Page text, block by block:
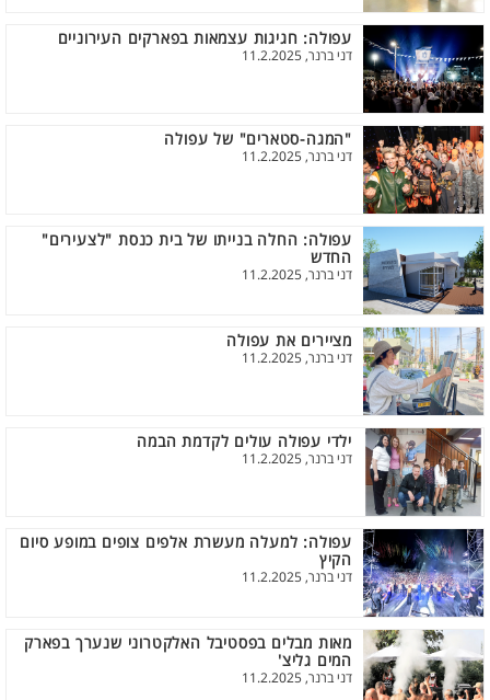
עפולה: חגיגות עצמאות בפארקים העירוניים
דני ברנר, 11.2.2025
"המגה-סטארים" של עפולה
דני ברנר, 11.2.2025
עפולה: החלה בנייתו של בית כנסת "לצעירים"
החדש
דני ברנר, 11.2.2025
מציירים את עפולה
דני ברנר, 11.2.2025
ילדי עפולה עולים לקדמת הבמה
דני ברנר, 11.2.2025
עפולה: למעלה מעשרת אלפים צופים במופע סיום
הקיץ
דני ברנר, 11.2.2025
מאות מבלים בפסטיבל האלקטרוני שנערך בפארק
המים גליצ'
דני ברנר, 11.2.2025